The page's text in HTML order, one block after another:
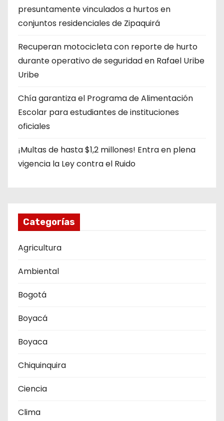
presuntamente vinculados a hurtos en
conjuntos residenciales de Zipaquirá
Recuperan motocicleta con reporte de hurto
durante operativo de seguridad en Rafael Uribe
Uribe
Chía garantiza el Programa de Alimentación
Escolar para estudiantes de instituciones
oficiales
¡Multas de hasta $1,2 millones! Entra en plena
vigencia la Ley contra el Ruido
Categorías
Agricultura
Ambiental
Bogotá
Boyacá
Boyaca
Chiquinquira
Ciencia
Clima